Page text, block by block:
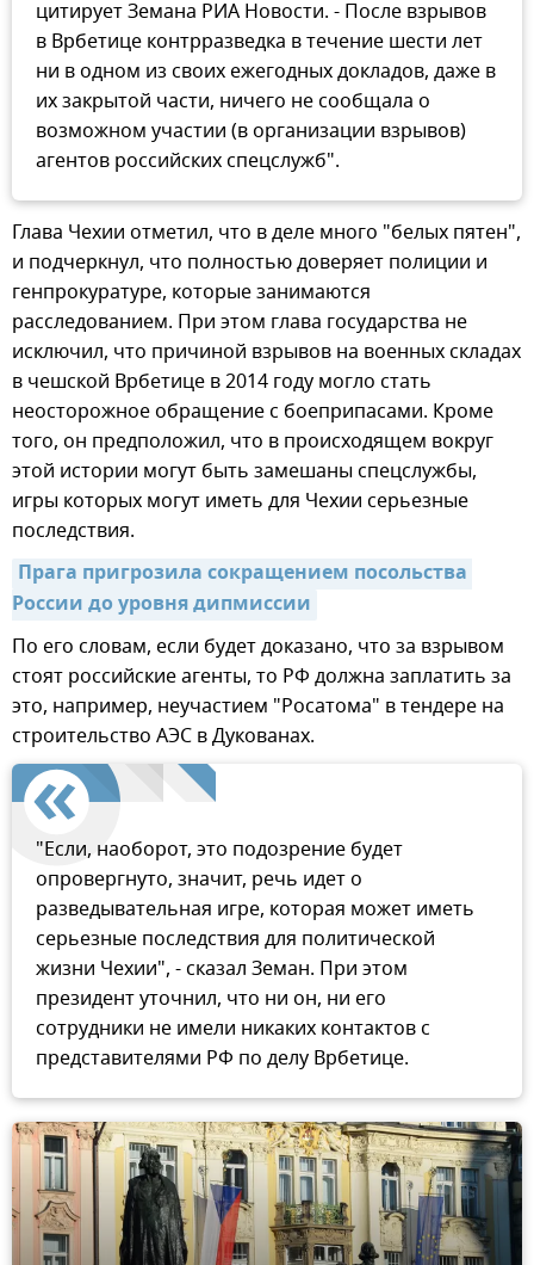
цитирует Земана РИА Новости. - После взрывов
в Врбетице контрразведка в течение шести лет
ни в одном из своих ежегодных докладов, даже в
их закрытой части, ничего не сообщала о
возможном участии (в организации взрывов)
агентов российских спецслужб".
Глава Чехии отметил, что в деле много "белых пятен",
и подчеркнул, что полностью доверяет полиции и
генпрокуратуре, которые занимаются
расследованием. При этом глава государства не
исключил, что причиной взрывов на военных складах
в чешской Врбетице в 2014 году могло стать
неосторожное обращение с боеприпасами. Кроме
того, он предположил, что в происходящем вокруг
этой истории могут быть замешаны спецслужбы,
игры которых могут иметь для Чехии серьезные
последствия.
Прага пригрозила сокращением посольства
России до уровня дипмиссии
По его словам, если будет доказано, что за взрывом
стоят российские агенты, то РФ должна заплатить за
это, например, неучастием "Росатома" в тендере на
строительство АЭС в Дукованах.
"Если, наоборот, это подозрение будет
опровергнуто, значит, речь идет о
разведывательная игре, которая может иметь
серьезные последствия для политической
жизни Чехии", - сказал Земан. При этом
президент уточнил, что ни он, ни его
сотрудники не имели никаких контактов с
представителями РФ по делу Врбетице.